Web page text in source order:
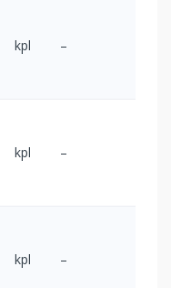
kpl –
kpl –
kpl –